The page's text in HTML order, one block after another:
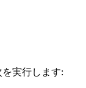
実行します: